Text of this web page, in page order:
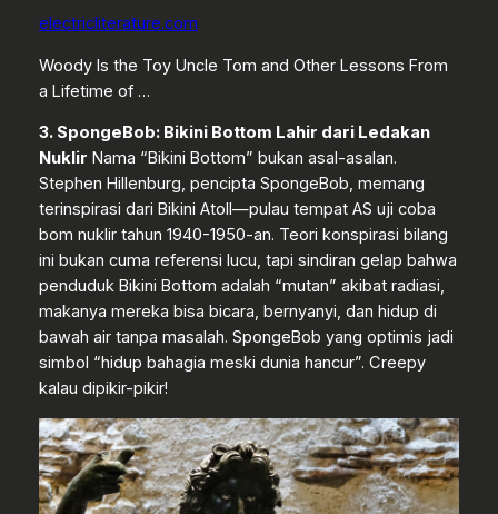
electricliterature.com
Woody Is the Toy Uncle Tom and Other Lessons From
a Lifetime of …
3. SpongeBob: Bikini Bottom Lahir dari Ledakan
Nuklir Nama “Bikini Bottom” bukan asal-asalan.
Stephen Hillenburg, pencipta SpongeBob, memang
terinspirasi dari Bikini Atoll—pulau tempat AS uji coba
bom nuklir tahun 1940-1950-an. Teori konspirasi bilang
ini bukan cuma referensi lucu, tapi sindiran gelap bahwa
penduduk Bikini Bottom adalah “mutan” akibat radiasi,
makanya mereka bisa bicara, bernyanyi, dan hidup di
bawah air tanpa masalah. SpongeBob yang optimis jadi
simbol “hidup bahagia meski dunia hancur”. Creepy
kalau dipikir-pikir!